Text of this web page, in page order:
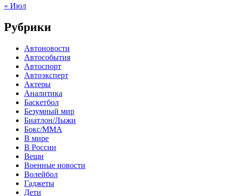
« Июл
Рубрики
Автоновости
Автособытия
Автоспорт
Автоэксперт
Актеры
Аналитика
Баскетбол
Безумный мир
Биатлон/Лыжи
Бокс/MMA
В мире
В России
Вещи
Военные новости
Волейбол
Гаджеты
Дети